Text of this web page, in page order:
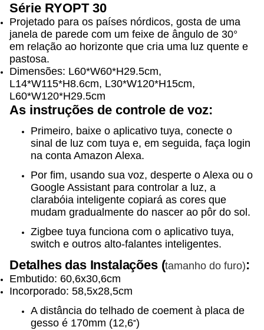
Série RYOPT 30
Projetado para os países nórdicos, gosta de uma
janela de parede com um feixe de ângulo de 30°
em relação ao horizonte que cria uma luz quente e
pastosa.
Dimensões: L60*W60*H29.5cm,
L14*W115*H8.6cm, L30*W120*H15cm,
L60*W120*H29.5cm
As instruções de controle de voz:
Primeiro, baixe o aplicativo tuya, conecte o
sinal de luz com tuya e, em seguida, faça login
na conta Amazon Alexa.
Por fim, usando sua voz, desperte o Alexa ou o
Google Assistant para controlar a luz, a
clarabóia inteligente copiará as cores que
mudam gradualmente do nascer ao pôr do sol.
Zigbee tuya funciona com o aplicativo tuya,
switch e outros alto-falantes inteligentes.
Detalhes das Instalações (tamanho do furo):
Embutido: 60,6x30,6cm
Incorporado: 58,5x28,5cm
A distância do telhado de coement à placa de
gesso é 170mm (12,6″)